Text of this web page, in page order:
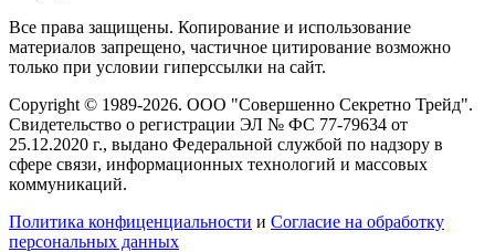
Все права защищены. Копирование и использование
материалов запрещено, частичное цитирование возможно
только при условии гиперссылки на сайт.
Copyright © 1989-2026. ООО "Совершенно Секретно Трейд".
Свидетельство о регистрации ЭЛ № ФС 77-79634 от
25.12.2020 г., выдано Федеральной службой по надзору в
сфере связи, информационных технологий и массовых
коммуникаций.
Политика конфиценциальности и Согласие на обработку
персональных данных